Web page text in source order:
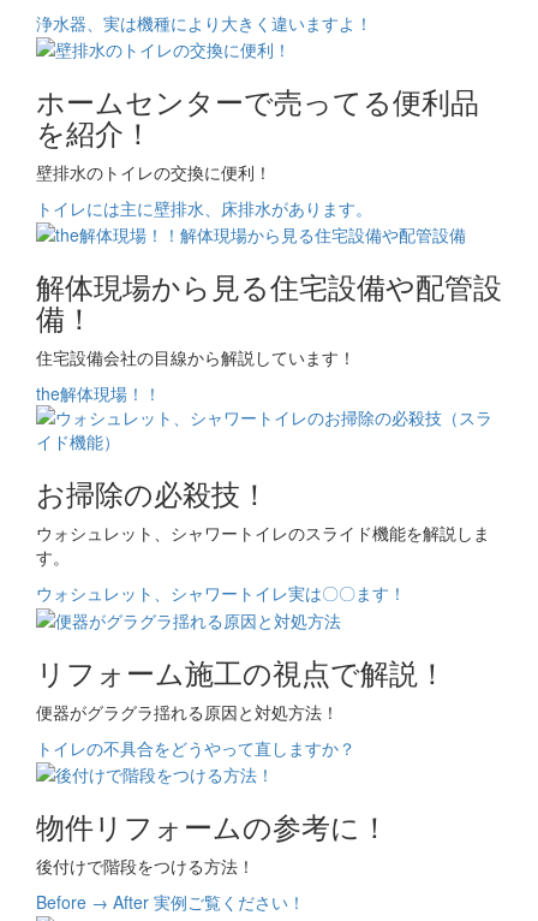
浄水器、実は機種により大きく違いますよ！
ホームセンターで売ってる便利品
を紹介！
壁排水のトイレの交換に便利！
トイレには主に壁排水、床排水があります。
解体現場から見る住宅設備や配管設
備！
住宅設備会社の目線から解説しています！
the解体現場！！
お掃除の必殺技！
ウォシュレット、シャワートイレのスライド機能を解説しま
す。
ウォシュレット、シャワートイレ実は〇〇ます！
リフォーム施工の視点で解説！
便器がグラグラ揺れる原因と対処方法！
トイレの不具合をどうやって直しますか？
物件リフォームの参考に！
後付けで階段をつける方法！
Before → After 実例ご覧ください！